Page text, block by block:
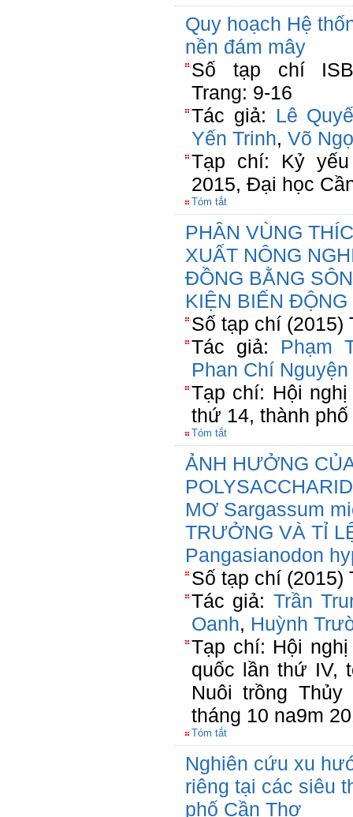
Quy hoạch Hệ
nền đám mây
Số tạp chí
Trang: 9-16
Tác giả: Lê
Yến Trinh, Võ
Tạp chí: Kỷ
2015, Đại học
Tóm tắt
PHÂN VÙNG
XUẤT NÔNG
ĐỒNG BẰNG
KIỆN BIẾN
Số tạp chí (2015)
Tác giả: Phạm
Phan Chí Nguyện
Tạp chí: Hội
thứ 14, thành
Tóm tắt
ẢNH HƯỞNG
MƠ Sargassum
TRƯỞNG VÀ TỈ
Pangasianodon
Số tạp chí (2015)
Tác giả: Trần
Oanh, Huỳnh
Tạp chí: Hội
quốc lần thứ IV,
Nuôi trồng
tháng 10 na9m
Tóm tắt
Nghiên cứu xu
riêng tại các siêu
phố Cần Thơ